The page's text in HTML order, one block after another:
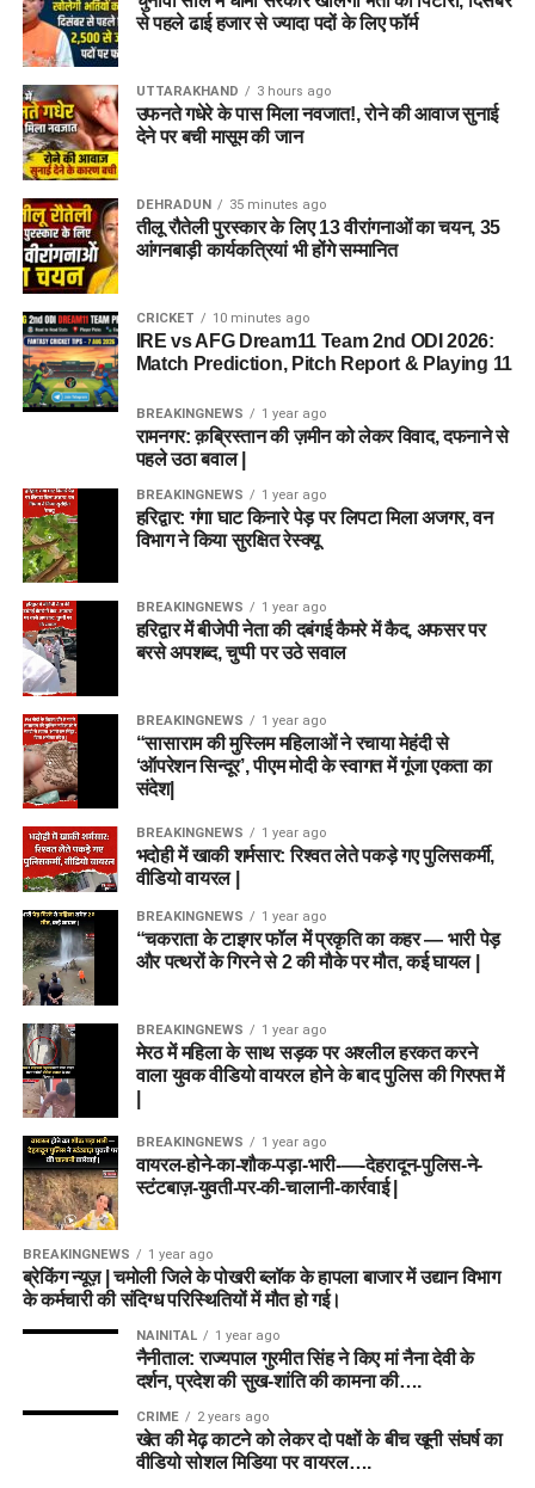
से पहले ढाई हजार से ज्यादा पदों के लिए फॉर्म
UTTARAKHAND 3 hours ago
उफनते गधेरे के पास मिला नवजात!, रोने की आवाज सुनाई
देने पर बची मासूम की जान
DEHRADUN 35 minutes ago
तीलू रौतेली पुरस्कार के लिए 13 वीरांगनाओं का चयन, 35
आंगनबाड़ी कार्यकत्रियां भी होंगे सम्मानित
CRICKET 10 minutes ago
IRE vs AFG Dream11 Team 2nd ODI 2026:
Match Prediction, Pitch Report & Playing 11
BREAKINGNEWS 1 year ago
रामनगर: क़ब्रिस्तान की ज़मीन को लेकर विवाद, दफनाने से
पहले उठा बवाल |
BREAKINGNEWS 1 year ago
हरिद्वार: गंगा घाट किनारे पेड़ पर लिपटा मिला अजगर, वन
विभाग ने किया सुरक्षित रेस्क्यू
BREAKINGNEWS 1 year ago
हरिद्वार में बीजेपी नेता की दबंगई कैमरे में कैद, अफसर पर
बरसे अपशब्द, चुप्पी पर उठे सवाल
BREAKINGNEWS 1 year ago
“सासाराम की मुस्लिम महिलाओं ने रचाया मेहंदी से
‘ऑपरेशन सिन्दूर’, पीएम मोदी के स्वागत में गूंजा एकता का
संदेश|
BREAKINGNEWS 1 year ago
भदोही में खाकी शर्मसार: रिश्वत लेते पकड़े गए पुलिसकर्मी,
वीडियो वायरल |
BREAKINGNEWS 1 year ago
“चकराता के टाइगर फॉल में प्रकृति का कहर — भारी पेड़
और पत्थरों के गिरने से 2 की मौके पर मौत, कई घायल |
BREAKINGNEWS 1 year ago
मेरठ में महिला के साथ सड़क पर अश्लील हरकत करने
वाला युवक वीडियो वायरल होने के बाद पुलिस की गिरफ्त में
BREAKINGNEWS 1 year ago
वायरल-होने-का-शौक-पड़ा-भारी-—-देहरादून-पुलिस-ने-
स्टंटबाज़-युवती-पर-की-चालानी-कार्रवाई |
BREAKINGNEWS 1 year ago
ब्रेकिंग न्यूज़ | चमोली जिले के पोखरी ब्लॉक के हापला बाजार में उद्यान विभाग
के कर्मचारी की संदिग्ध परिस्थितियों में मौत हो गई।
NAINITAL 1 year ago
नैनीताल: राज्यपाल गुरमीत सिंह ने किए मां नैना देवी के
दर्शन, प्रदेश की सुख-शांति की कामना की….
CRIME 2 years ago
खेत की मेढ़ काटने को लेकर दो पक्षों के बीच खूनी संघर्ष का
वीडियो सोशल मिडिया पर वायरल….